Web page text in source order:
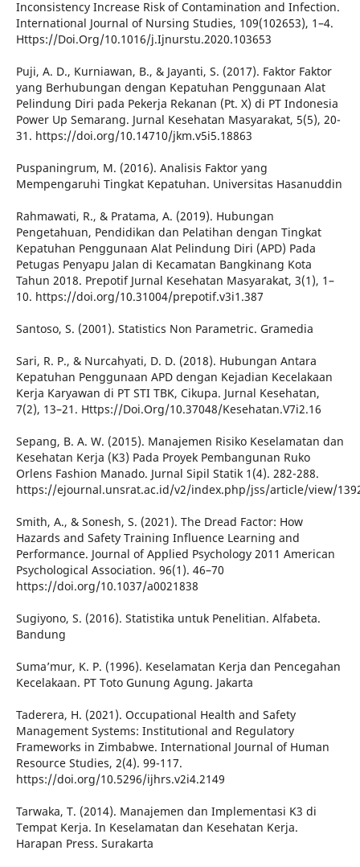
Inconsistency Increase Risk of Contamination and Infection.
International Journal of Nursing Studies, 109(102653), 1–4.
Https://Doi.Org/10.1016/j.Ijnurstu.2020.103653
Puji, A. D., Kurniawan, B., & Jayanti, S. (2017). Faktor Faktor
yang Berhubungan dengan Kepatuhan Penggunaan Alat
Pelindung Diri pada Pekerja Rekanan (Pt. X) di PT Indonesia
Power Up Semarang. Jurnal Kesehatan Masyarakat, 5(5), 20-
31. https://doi.org/10.14710/jkm.v5i5.18863
Puspaningrum, M. (2016). Analisis Faktor yang
Mempengaruhi Tingkat Kepatuhan. Universitas Hasanuddin
Rahmawati, R., & Pratama, A. (2019). Hubungan
Pengetahuan, Pendidikan dan Pelatihan dengan Tingkat
Kepatuhan Penggunaan Alat Pelindung Diri (APD) Pada
Petugas Penyapu Jalan di Kecamatan Bangkinang Kota
Tahun 2018. Prepotif Jurnal Kesehatan Masyarakat, 3(1), 1–
10. https://doi.org/10.31004/prepotif.v3i1.387
Santoso, S. (2001). Statistics Non Parametric. Gramedia
Sari, R. P., & Nurcahyati, D. D. (2018). Hubungan Antara
Kepatuhan Penggunaan APD dengan Kejadian Kecelakaan
Kerja Karyawan di PT STI TBK, Cikupa. Jurnal Kesehatan,
7(2), 13–21. Https://Doi.Org/10.37048/Kesehatan.V7i2.16
Sepang, B. A. W. (2015). Manajemen Risiko Keselamatan dan
Kesehatan Kerja (K3) Pada Proyek Pembangunan Ruko
Orlens Fashion Manado. Jurnal Sipil Statik 1(4). 282-288.
https://ejournal.unsrat.ac.id/v2/index.php/jss/article/view/
Smith, A., & Sonesh, S. (2021). The Dread Factor: How
Hazards and Safety Training Influence Learning and
Performance. Journal of Applied Psychology 2011 American
Psychological Association. 96(1). 46–70
https://doi.org/10.1037/a0021838
Sugiyono, S. (2016). Statistika untuk Penelitian. Alfabeta.
Bandung
Suma’mur, K. P. (1996). Keselamatan Kerja dan Pencegahan
Kecelakaan. PT Toto Gunung Agung. Jakarta
Taderera, H. (2021). Occupational Health and Safety
Management Systems: Institutional and Regulatory
Frameworks in Zimbabwe. International Journal of Human
Resource Studies, 2(4). 99-117.
https://doi.org/10.5296/ijhrs.v2i4.2149
Tarwaka, T. (2014). Manajemen dan Implementasi K3 di
Tempat Kerja. In Keselamatan dan Kesehatan Kerja.
Harapan Press. Surakarta